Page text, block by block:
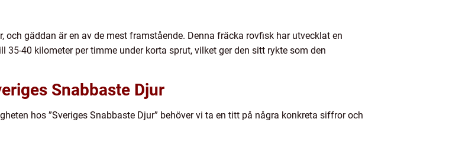
och gäddan är en av de mest framstående. Denna fräcka rovfisk har utvecklat en
40 kilometer per timme under korta sprut, vilket ger den sitt rykte som den
Snabbaste Djur
hos ”Sveriges Snabbaste Djur” behöver vi ta en titt på några konkreta siffror och